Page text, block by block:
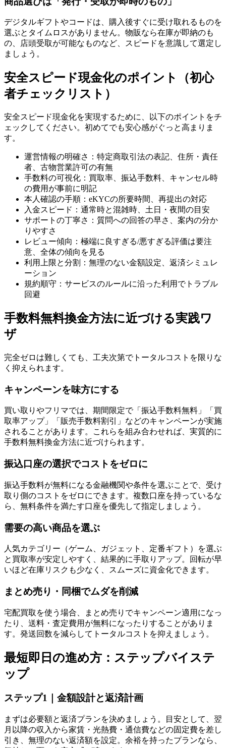
デジタルギフトやコードは、購入後すぐに受け取れるものを
選ぶとタイムロスがありません。物販なら在庫が即納のも
の、店頭受取が可能なものなど、スピードを意識して選定し
ましょう。
安全スピード現金化のポイント（初心
者チェックリスト）
安全スピード現金化を実現するために、以下のポイントをチ
ェックしてください。初めてでも安心感がぐっと高まりま
す。
運営情報の明確さ：特定商取引法の表記、住所・責任
者、古物営業許可の有無
手数料の可視化：買取率、振込手数料、キャンセル時
の費用が事前に明記
本人確認の手順：eKYCの所要時間、再提出の対応
入金スピード：通常時と混雑時、土日・夜間の目安
サポートの丁寧さ：質問への回答の早さ、案内の分か
りやすさ
レビュー傾向：極端に良すぎる/悪すぎる評価は要注
意、全体の傾向を見る
利用上限と分割：無理のない金額設定、返済シミュレ
ーション
規約順守：サービスのルールに沿った利用でトラブル
回避
手数料無料換金方法に近づける実践ワ
ザ
完全ゼロは難しくても、工夫次第でトータルコストを限りな
く抑えられます。
キャンペーンを味方にする
買い取りやフリマでは、期間限定で「振込手数料無料」「買
取率アップ」「販売手数料割引」などのキャンペーンが実施
されることがあります。これらを組み合わせれば、実質的に
手数料無料換金方法に近づけられます。
振込口座の選択でコストをゼロに
振込手数料が無料になる金融機関や条件を選ぶことで、受け
取り側のコストをゼロにできます。複数口座を持っているな
ら、無料条件を満たす口座を優先して指定しましょう。
需要の高い商品を選ぶ
人気カテゴリー（ゲーム、ガジェット、定番ギフト）を選ぶ
と買取率が安定しやすく、結果的に手取りアップ。回転が早
いほど在庫リスクも少なく、スムーズに資金化できます。
まとめ売り・同梱でムダを削減
宅配買取を使う場合、まとめ売りでキャンペーン適用になっ
たり、送料・査定費用が無料になったりすることがありま
す。発送回数を減らしてトータルコストを抑えましょう。
最短即日の進め方：ステップバイステ
ップ
ステップ1｜金額設計と返済計画
まずは必要額と返済プランを決めましょう。目安として、翌
月以降の収入から家賃・光熱費・通信費などの固定費を差し
引き、無理のない返済額を設定。余裕を持ったプランなら、